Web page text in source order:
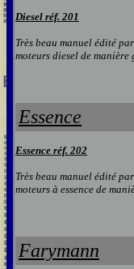
Diesel réf. 201
Très beau manuel édité
moteurs diesel de manière
Essence
Essence réf. 202
Très beau manuel édité
moteurs à essence de
Farymann